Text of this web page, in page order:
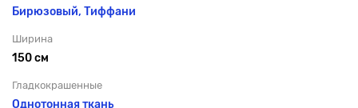
Бирюзовый, Тиффани
Ширина
150 см
Гладкокрашенные
Однотонная ткань